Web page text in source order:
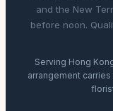
and the New
before noon.
Serving Hong
arrangement